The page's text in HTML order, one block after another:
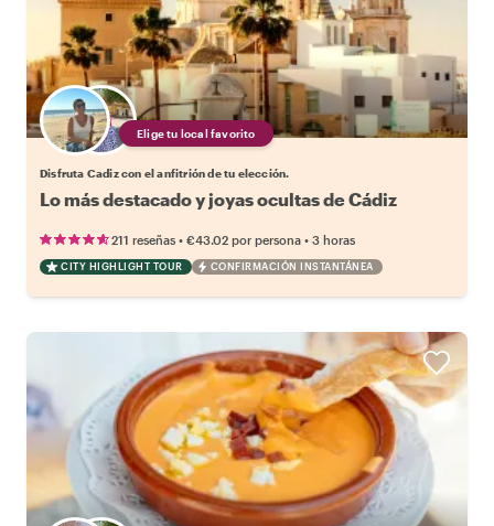
Elige tu local favorito
Disfruta Cadiz con el anfitrión de tu elección.
Lo más destacado y joyas ocultas de Cádiz
211 reseñas • €43.02 por persona • 3 horas
CITY HIGHLIGHT TOUR CONFIRMACIÓN INSTANTÁNEA